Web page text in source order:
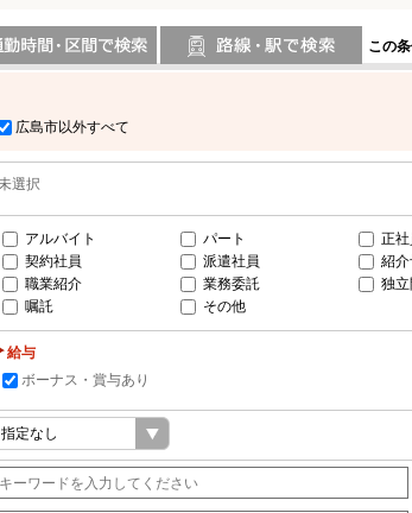
この
広島市以外すべて
選択
アルバイト パート
正社
契約社員
派遣社員
紹
職業紹介
業務委託
独
嘱託
その他
給与
ボーナス・賞与あり